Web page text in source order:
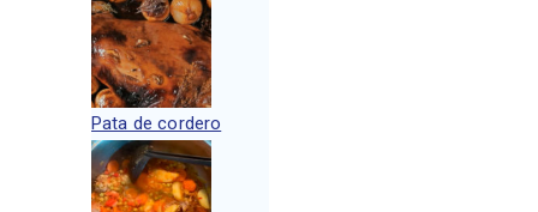
Pata de cordero